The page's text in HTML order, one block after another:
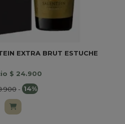
EXTRA BRUT ESTUCHE
$ 24.900
- 14%